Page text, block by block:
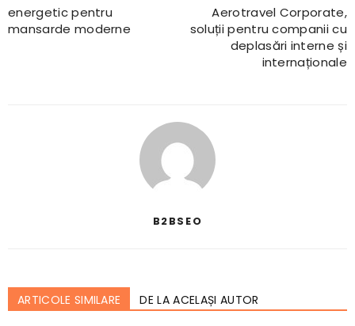
energetic pentru
mansarde moderne
Aerotravel Corporate,
soluții pentru companii cu
deplasări interne și
internaționale
B2BSEO
ARTICOLE SIMILARE DE LA ACELAȘI AUTOR